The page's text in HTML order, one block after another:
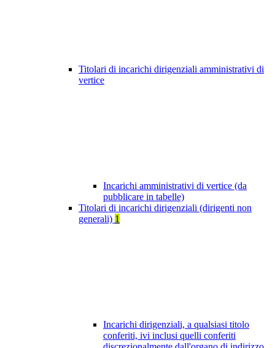
Titolari di incarichi dirigenziali amministrativi di
vertice
Incarichi amministrativi di vertice (da
pubblicare in tabelle)
Titolari di incarichi dirigenziali (dirigenti non
generali) 1
Incarichi dirigenziali, a qualsiasi titolo
conferiti, ivi inclusi quelli conferiti